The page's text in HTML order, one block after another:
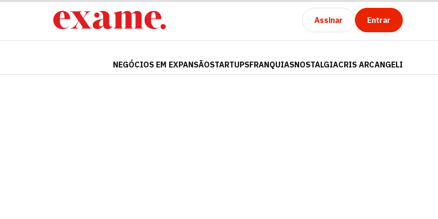
Assinar Entrar
NEGÓCIOS EM EXPANSÃOSTARTUPSFRANQUIASNOSTALGIACRIS ARCANGELI